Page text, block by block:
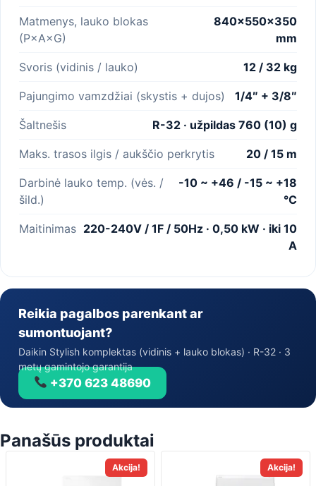
Matmenys, lauko blokas
(P×A×G)
840×550×350
mm
Svoris (vidinis / lauko) 12 / 32 kg
Pajungimo vamzdžiai (skystis + dujos) 1/4″ + 3/8″
Šaltnešis R-32 · užpildas 760 (10) g
Maks. trasos ilgis / aukščio perkrytis 20 / 15 m
Darbinė lauko temp. (vės. /
šild.)
-10 ~ +46 / -15 ~ +18
°C
Maitinimas 220-240V / 1F / 50Hz · 0,50 kW · iki 10
A
Reikia pagalbos parenkant ar
sumontuojant?
Daikin Stylish komplektas (vidinis + lauko blokas) · R-32 · 3
metų gamintojo garantija
+370 623 48690
Panašūs produktai
Akcija! Akcija!